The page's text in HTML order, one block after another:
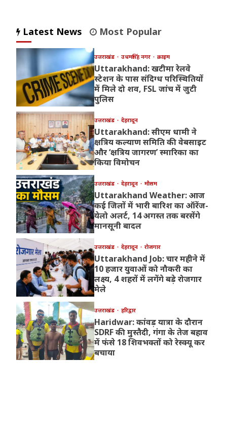
Latest News Most Popular
उत्तराखंड उधमसिंह नगर क्राइम
Uttarakhand: खटीमा रेलवे
स्टेशन के पास संदिग्ध परिस्थितियों
में मिले दो शव, FSL जांच में जुटी
पुलिस
उत्तराखंड देहरादून
Uttarakhand: सीएम धामी ने
क्षत्रिय कल्याण समिति की वेबसाइट
और ‘क्षत्रिय जागरण’ स्मारिका का
किया विमोचन
उत्तराखंड देहरादून मौसम
Uttarakhand Weather: आज
कई जिलों में भारी बारिश का ऑरेंज-
येलो अलर्ट, 14 अगस्त तक बरसेंगे
मानसूनी बादल
उत्तराखंड देहरादून रोजगार
Uttarakhand Job: चार महीने में
10 हजार युवाओं को नौकरी का
लक्ष्य, 4 शहरों में लगेंगे बड़े रोजगार
मेले
उत्तराखंड हरिद्वार
Haridwar: कांवड़ यात्रा के दौरान
SDRF की मुस्तैदी, गंगा के तेज बहाव
में फंसे 18 शिवभक्तों को रेस्क्यू कर
बचाया